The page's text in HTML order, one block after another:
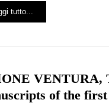
tutto...
VENTURA,
of the